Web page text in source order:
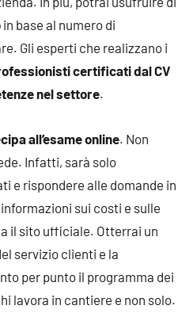
in base al numero di
Gli esperti che realizzano i
certificati dal CV
nel settore.
all’esame online. Non
Infatti, sarà solo
e rispondere alle domande in
sui costi e sulle
il sito ufficiale. Otterrai un
servizio clienti e la
per punto il programma dei
lavora in cantiere e non solo.